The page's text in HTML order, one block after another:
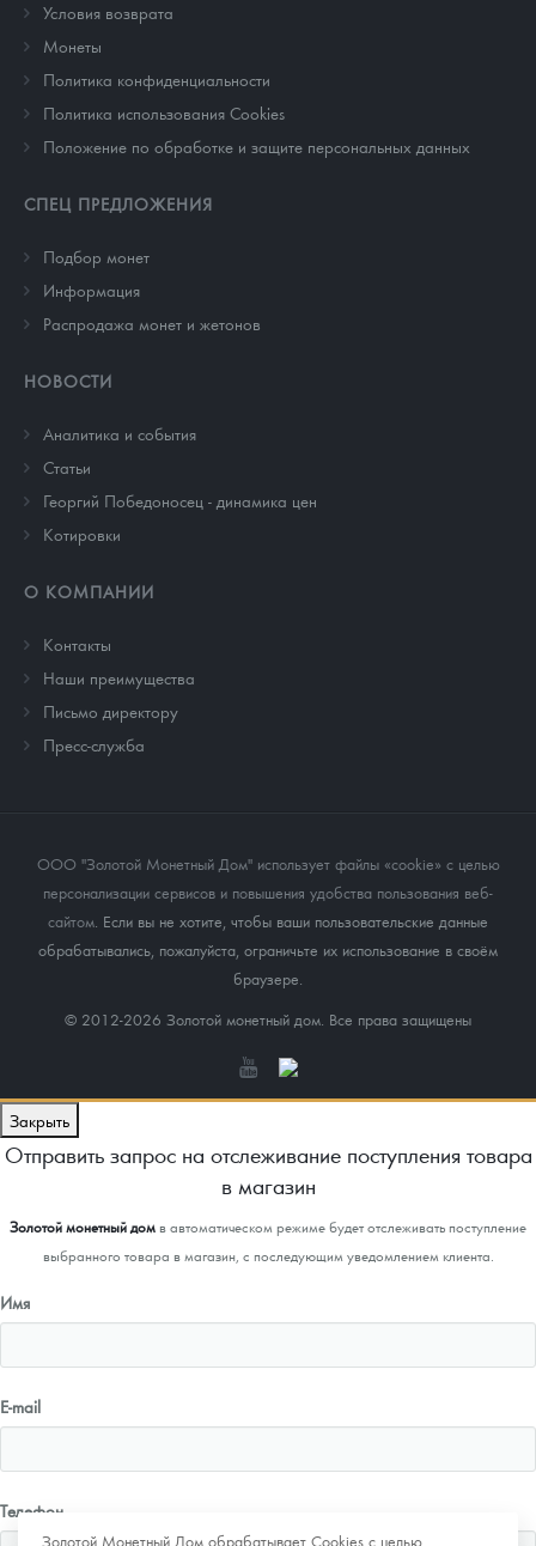
Условия возврата
Монеты
Политика конфиденциальности
Политика использования Cookies
Положение по обработке и защите персональных данных
СПЕЦ ПРЕДЛОЖЕНИЯ
Подбор монет
Информация
Распродажа монет и жетонов
НОВОСТИ
Аналитика и события
Cтатьи
Георгий Победоносец - динамика цен
Котировки
О КОМПАНИИ
Контакты
Наши преимущества
Письмо директору
Пресс-служба
ООО "Золотой Монетный Дом" использует файлы «cookie» с целью
персонализации сервисов и повышения удобства пользования веб-
сайтом. Если вы не хотите, чтобы ваши пользовательские данные
обрабатывались, пожалуйста, ограничьте их использование в своём
браузере.
© 2012-2026 Золотой монетный дом. Все права защищены
Золотой Монетный Дом обрабатывает Cookies с целью
Закрыть
Отправить запрос на отслеживание поступления товара
в магазин
Золотой монетный домв автоматическом режиме будет отслеживать поступление
выбранного товара в магазин, с последующим уведомлением клиента.
Имя
E-mail
Телефон